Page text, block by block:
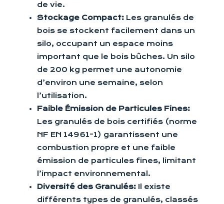
de vie.
Stockage Compact: Les granulés de
bois se stockent facilement dans un
silo, occupant un espace moins
important que le bois bûches. Un silo
de 200 kg permet une autonomie
d’environ une semaine, selon
l’utilisation.
Faible Émission de Particules Fines:
Les granulés de bois certifiés (norme
NF EN 14961-1) garantissent une
combustion propre et une faible
émission de particules fines, limitant
l’impact environnemental.
Diversité des Granulés: Il existe
différents types de granulés, classés